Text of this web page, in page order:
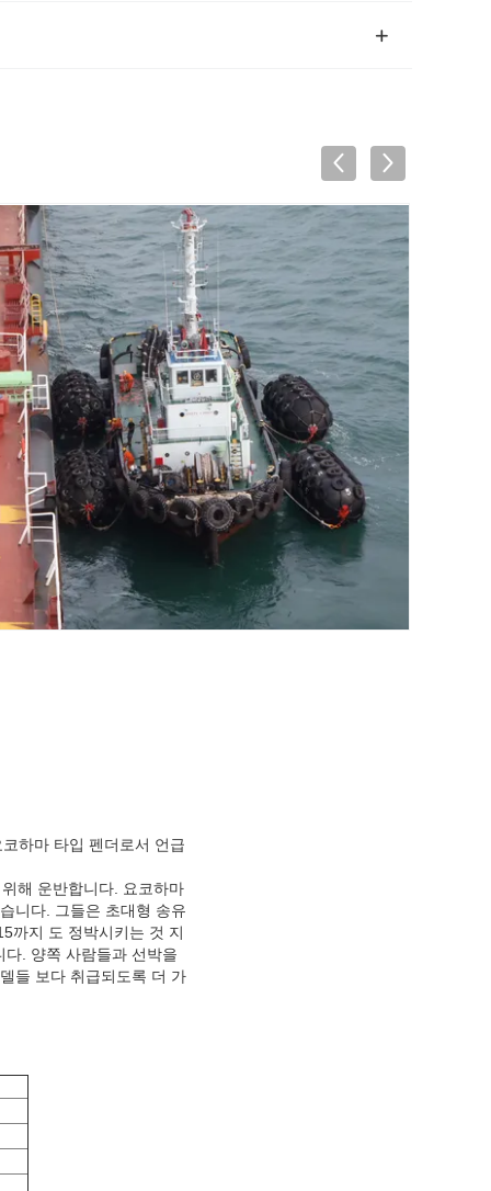
하마 타입 펜더로서 언급
해 운반합니다. 요코하마
니다. 그들은 초대형 송유
까지 도 정박시키는 것 지
. 양쪽 사람들과 선박을
들 보다 취급되도록 더 가